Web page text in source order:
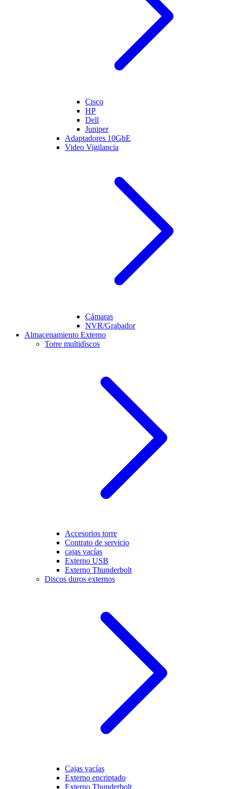
Cisco
HP
Dell
Juniper
Adaptadores 10GbE
Video Vigilancia
Cámaras
NVR/Grabador
Almacenamiento Externo
Torre multidiscos
Accesorios torre
Contrato de servicio
cajas vacías
Externo USB
Externo Thunderbolt
Discos duros externos
Cajas vacías
Externo encriptado
Externo Thunderbolt